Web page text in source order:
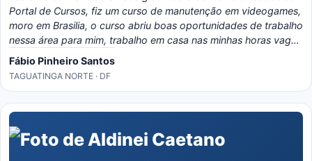
Portal de Cursos, fiz um curso de manutenção em videogames,
moro em Brasilia, o curso abriu boas oportunidades de trabalho
nessa área para mim, trabalho em casa nas minhas horas vagas
e o material é bem eladorado, separado por temas e matérias,
recomendo o portal, é instrutivo e traz conhecimento certo!
Fábio Pinheiro Santos
TAGUATINGA NORTE · DF